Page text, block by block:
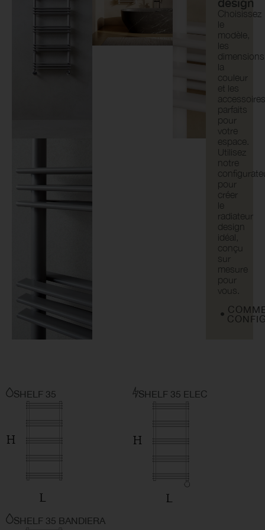
Choisissez
le
modèle,
les
la
couleur
et les
parfaits
pour
votre
espace.
Utilisez
notre
pour
créer
le
radiateur
design
idéal,
conçu
sur
mesure
pour
vous.
SHELF 35 SHELF 35 ELEC
SHELF 35 BANDIERA